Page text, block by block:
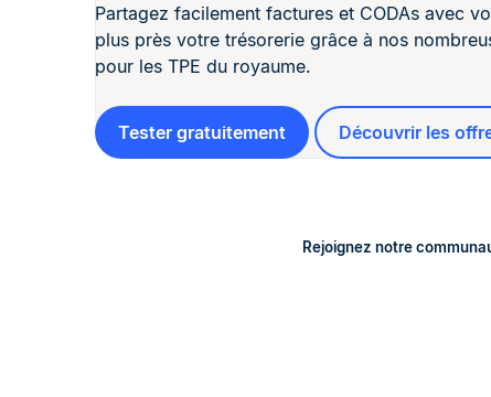
Partagez facilement factures et CODAs avec
plus près votre trésorerie grâce à nos
pour les TPE du royaume.
Tester gratuitement Découvrir les
Rejoignez notre